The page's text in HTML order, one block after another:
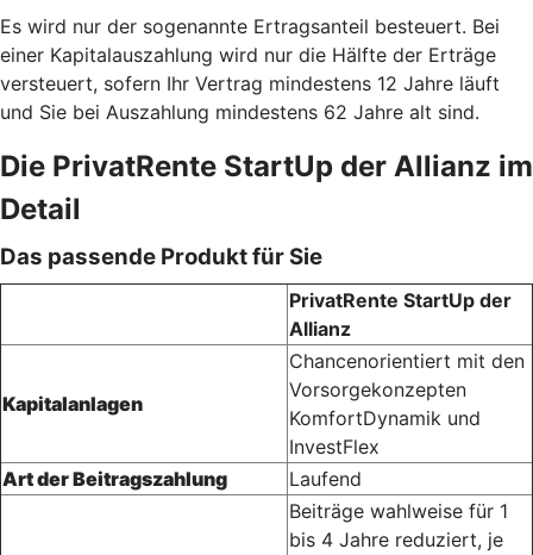
Es wird nur der sogenannte Ertragsanteil besteuert. Bei
einer Kapitalauszahlung wird nur die Hälfte der Erträge
versteuert, sofern Ihr Vertrag mindestens 12 Jahre läuft
und Sie bei Auszahlung mindestens 62 Jahre alt sind.
Die PrivatRente StartUp der Allianz im
Detail
Das passende Produkt für Sie
PrivatRente StartUp der
Allianz
Kapitalanlagen
Chancenorientiert mit den
Vorsorgekonzepten
KomfortDynamik und
InvestFlex
Art der Beitragszahlung
Laufend
Beiträge wahlweise für 1
bis 4 Jahre reduziert, je